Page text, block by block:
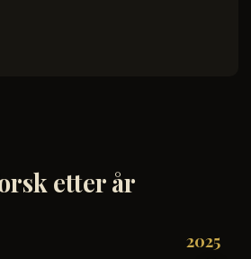
etter år
2025